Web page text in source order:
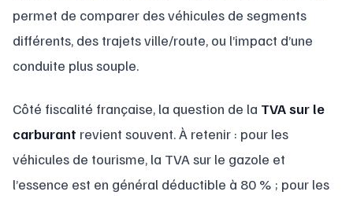
permet de comparer des véhicules de segments
différents, des trajets ville/route, ou l’impact d’une
conduite plus souple.
Côté fiscalité française, la question de la TVA sur le
carburant revient souvent. À retenir : pour les
véhicules de tourisme, la TVA sur le gazole et
l’essence est en général déductible à 80 % ; pour les